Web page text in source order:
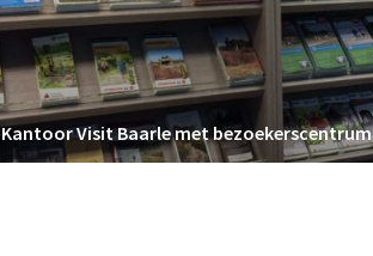
Kantoor Visit Baarle met bezoekerscentrum